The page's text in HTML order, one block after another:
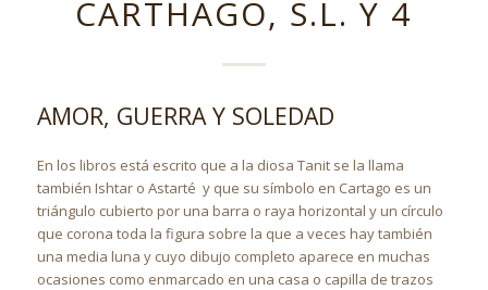
CARTHAGO, S.L. Y 4
AMOR, GUERRA Y SOLEDAD
En los libros está escrito que a la diosa Tanit se la llama
también Ishtar o Astarté y que su símbolo en Cartago es un
triángulo cubierto por una barra o raya horizontal y un círculo
que corona toda la figura sobre la que a veces hay también
una media luna y cuyo dibujo completo aparece en muchas
ocasiones como enmarcado en una casa o capilla de trazos